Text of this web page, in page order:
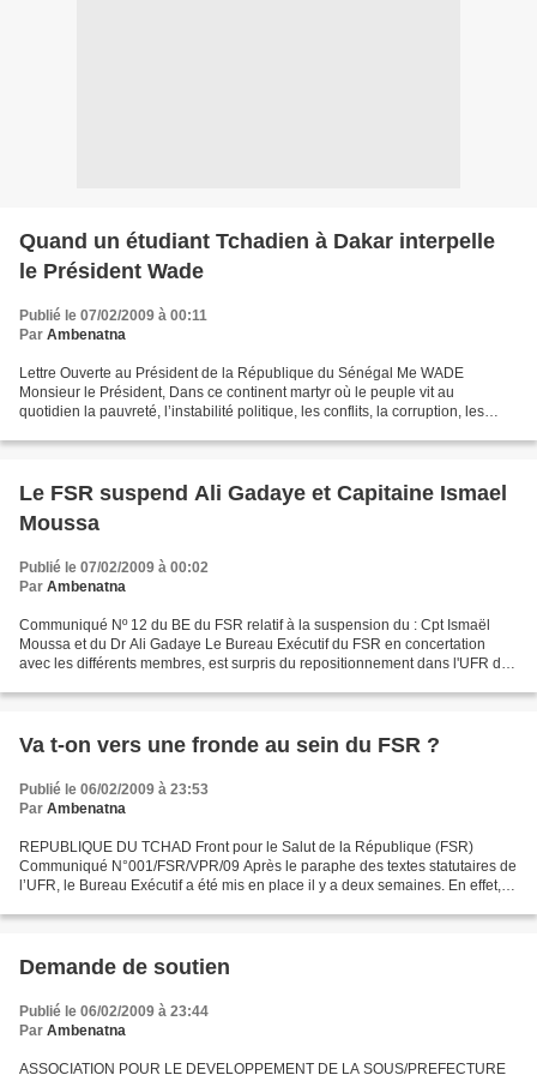
Quand un étudiant Tchadien à Dakar interpelle
le Président Wade
Publié le 07/02/2009 à 00:11
Par Ambenatna
Lettre Ouverte au Président de la République du Sénégal Me WADE
Monsieur le Président, Dans ce continent martyr où le peuple vit au
quotidien la pauvreté, l’instabilité politique, les conflits, la corruption, les
Le FSR suspend Ali Gadaye et Capitaine Ismael
Moussa
Publié le 07/02/2009 à 00:02
Par Ambenatna
Communiqué Nº 12 du BE du FSR relatif à la suspension du : Cpt Ismaël
Moussa et du Dr Ali Gadaye Le Bureau Exécutif du FSR en concertation
avec les différents membres, est surpris du repositionnement dans l'UFR de
Va t-on vers une fronde au sein du FSR ?
Publié le 06/02/2009 à 23:53
Par Ambenatna
REPUBLIQUE DU TCHAD Front pour le Salut de la République (FSR)
Communiqué N°001/FSR/VPR/09 Après le paraphe des textes statutaires de
l’UFR, le Bureau Exécutif a été mis en place il y a deux semaines. En effet, le
Demande de soutien
Publié le 06/02/2009 à 23:44
Par Ambenatna
ASSOCIATION POUR LE DEVELOPPEMENT DE LA SOUS/PREFECTURE